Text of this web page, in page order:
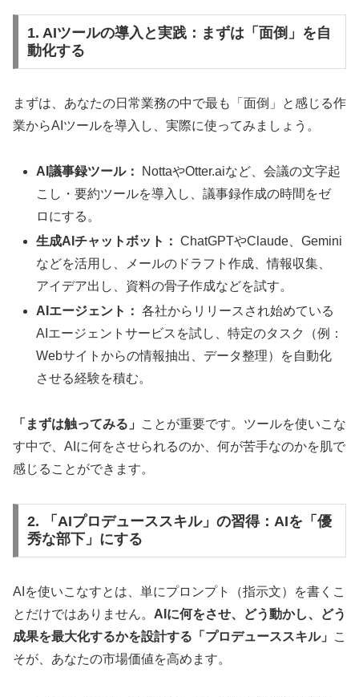
1. AIツールの導入と実践：まずは「面倒」を自
動化する
まずは、あなたの日常業務の中で最も「面倒」と感じる作
業からAIツールを導入し、実際に使ってみましょう。
AI議事録ツール：
NottaやOtter.aiなど、会議の文字起
こし・要約ツールを導入し、議事録作成の時間をゼ
ロにする。
生成AIチャットボット： ChatGPTやClaude、Gemini
などを活用し、メールのドラフト作成、情報収集、
アイデア出し、資料の骨子作成などを試す。
AIエージェント： 各社からリリースされ始めている
AIエージェントサービスを試し、特定のタスク（例：
Webサイトからの情報抽出、データ整理）を自動化
させる経験を積む。
「まずは触ってみる」
ことが重要です。ツールを使いこな
す中で、AIに何をさせられるのか、何が苦手なのかを肌で
感じることができます。
2. 「AIプロデューススキル」の習得：AIを「優
秀な部下」にする
AIを使いこなすとは、単にプロンプト（指示文）を書くこ
とだけではありません。 AIに何をさせ、どう動かし、どう
成果を最大化するかを設計する「プロデューススキル」
こ
そが、あなたの市場価値を高めます。